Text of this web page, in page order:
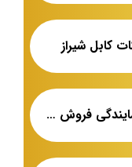
کابل شیراز
کابل ۱٫۵*۳ لاستیکی نمایندگی فروش اصلی